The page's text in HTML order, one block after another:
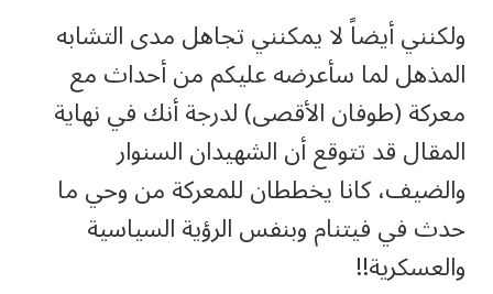
‏ولكنني أيضاً لا يمكنني تجاهل مدى التشابه
المذهل لما سأعرضه عليكم من أحداث مع
معركة (طوفان الأقصى) لدرجة أنك في نهاية
المقال قد تتوقع أن الشهيدان السنوار
والضيف، كانا يخططان للمعركة من وحي ما
حدث في فيتنام وبنفس الرؤية السياسية
والعسكرية!!